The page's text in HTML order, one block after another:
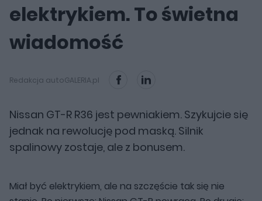
elektrykiem. To świetna
wiadomość
Redakcja autoGALERIA.pl
Nissan GT-R R36 jest pewniakiem. Szykujcie się
jednak na rewolucję pod maską. Silnik
spalinowy zostaje, ale z bonusem.
Miał być elektrykiem, ale na szczęście tak się nie